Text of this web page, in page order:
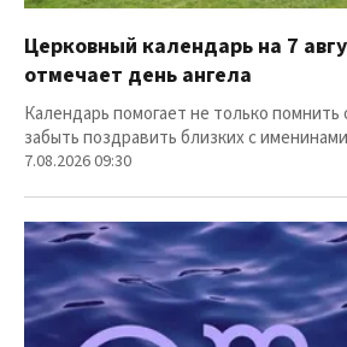
Церковный календарь на 7
отмечает день ангела
Календарь помогает не только помнить
забыть поздравить близких с именинами
7.08.2026 09:30